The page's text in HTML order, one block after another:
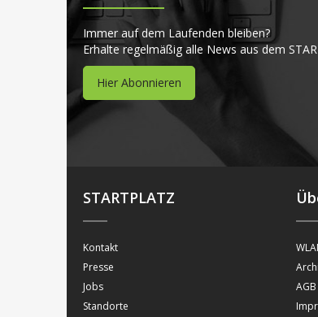
Immer auf dem Laufenden bleiben?
Erhalte regelmäßig alle News aus dem
Hier Abonnieren
STARTPLATZ
Kontakt
Presse
Jobs
Standorte
AGB